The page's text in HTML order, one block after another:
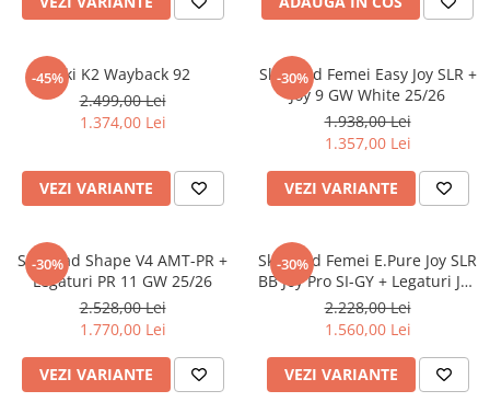
-45%Ski K2 Wayback 92
2.499,00 Lei
1.374,00 Lei
VEZI VARIANTE
-30%
Ski Head Femei Easy Joy SLR +
Joy 9 GW White 25/26
1.938,00 Lei
1.357,00 Lei
VEZI VARIANTE
-30%
Ski Head Shape V4 AMT-PR +
Legaturi PR 11 GW 25/26
2.528,00 Lei
1.770,00 Lei
VEZI VARIANTE
-30%
Ski Head Femei E.Pure Joy SLR
BB Joy Pro SI-GY + Legaturi Joy
9 GW SLR 25/26
2.228,00 Lei
1.560,00 Lei
VEZI VARIANTE